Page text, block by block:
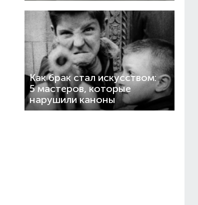
Как брак стал искусством:
5 мастеров, которые
нарушили каноны